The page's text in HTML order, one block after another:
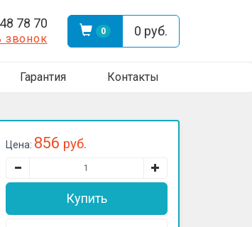
78 70
звонок
0 0 руб.
Гарантия Контакты
Цена: 856 руб.